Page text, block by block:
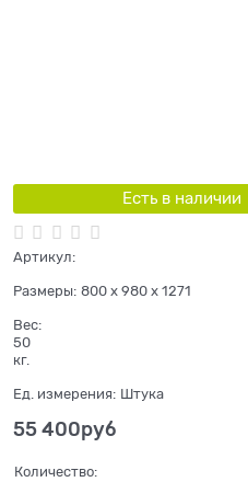
Есть в наличии
Артикул:
Размеры: 800 x 980 x 1271
Вес:
50
кг.
Ед. измерения: Штука
55 400руб
Количество: